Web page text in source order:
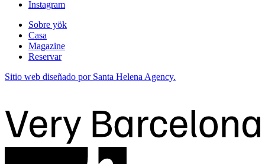
Instagram
Sobre yök
Casa
Magazine
Reservar
Sitio web diseñado por Santa Helena Agency.